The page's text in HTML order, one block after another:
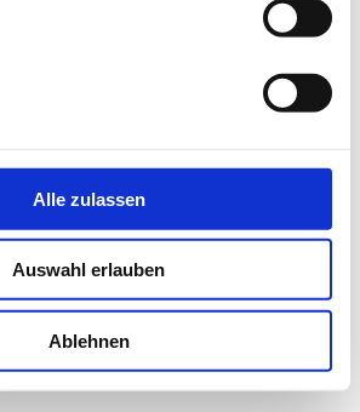
Alle zulassen
Auswahl erlauben
Ablehnen